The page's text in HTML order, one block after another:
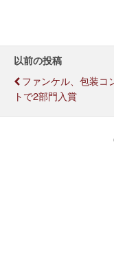
以前の投稿
ファンケル、包装コ
トで2部門入賞